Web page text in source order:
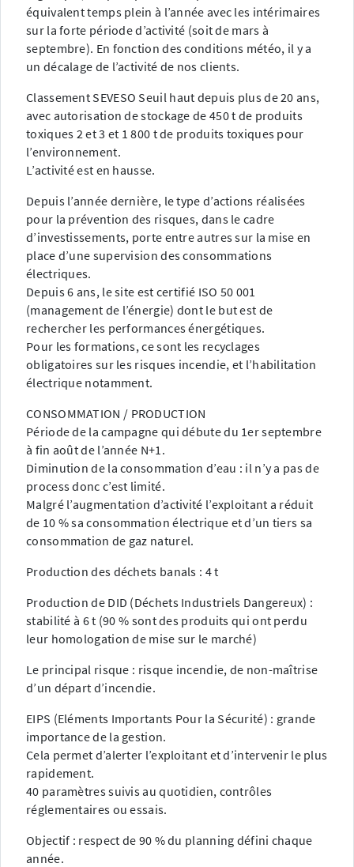
équivalent temps plein à l’année avec les intérimaires
sur la forte période d’activité (soit de mars à
septembre). En fonction des conditions météo, il y a
un décalage de l’activité de nos clients.
Classement SEVESO Seuil haut depuis plus de 20 ans,
avec autorisation de stockage de 450 t de produits
toxiques 2 et 3 et 1 800 t de produits toxiques pour
l’environnement.
L’activité est en hausse.
Depuis l’année dernière, le type d’actions réalisées
pour la prévention des risques, dans le cadre
d’investissements, porte entre autres sur la mise en
place d’une supervision des consommations
électriques.
Depuis 6 ans, le site est certifié ISO 50 001
(management de l’énergie) dont le but est de
rechercher les performances énergétiques.
Pour les formations, ce sont les recyclages
obligatoires sur les risques incendie, et l’habilitation
électrique notamment.
CONSOMMATION / PRODUCTION
Période de la campagne qui débute du 1er septembre
à fin août de l’année N+1.
Diminution de la consommation d’eau : il n’y a pas de
process donc c’est limité.
Malgré l’augmentation d’activité l’exploitant a réduit
de 10 % sa consommation électrique et d’un tiers sa
consommation de gaz naturel.
Production des déchets banals : 4 t
Production de DID (Déchets Industriels Dangereux) :
stabilité à 6 t (90 % sont des produits qui ont perdu
leur homologation de mise sur le marché)
Le principal risque : risque incendie, de non-maîtrise
d’un départ d’incendie.
EIPS (Eléments Importants Pour la Sécurité) : grande
importance de la gestion.
Cela permet d’alerter l’exploitant et d’intervenir le plus
rapidement.
40 paramètres suivis au quotidien, contrôles
réglementaires ou essais.
Objectif : respect de 90 % du planning défini chaque
année.